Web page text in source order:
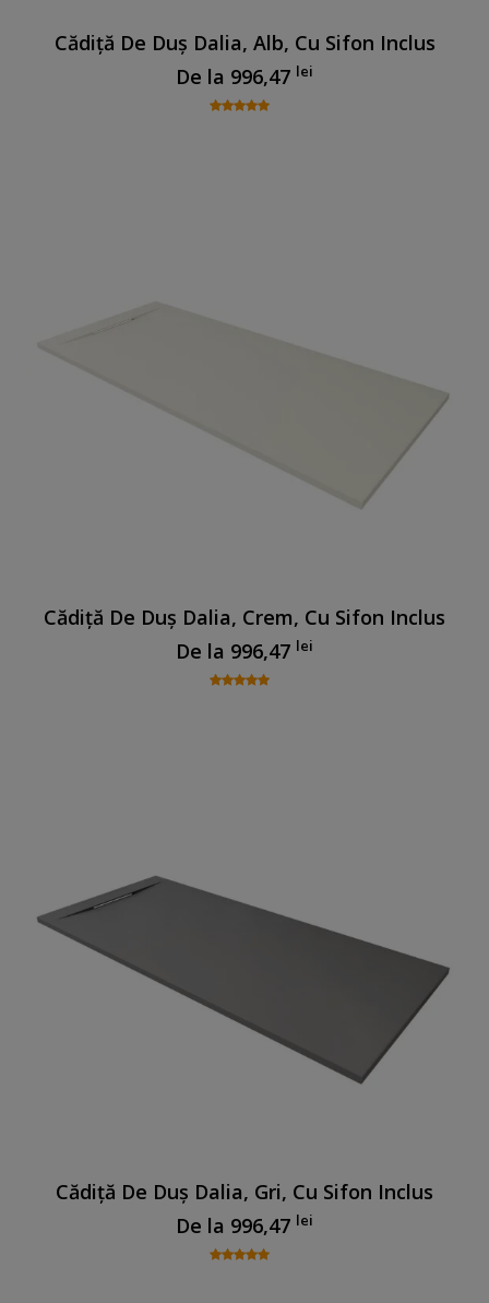
Cădiță De Duș Dalia, Alb, Cu Sifon Inclus
De la 996,47 lei
Cădiță De Duș Dalia, Crem, Cu Sifon Inclus
De la 996,47 lei
Cădiță De Duș Dalia, Gri, Cu Sifon Inclus
De la 996,47 lei